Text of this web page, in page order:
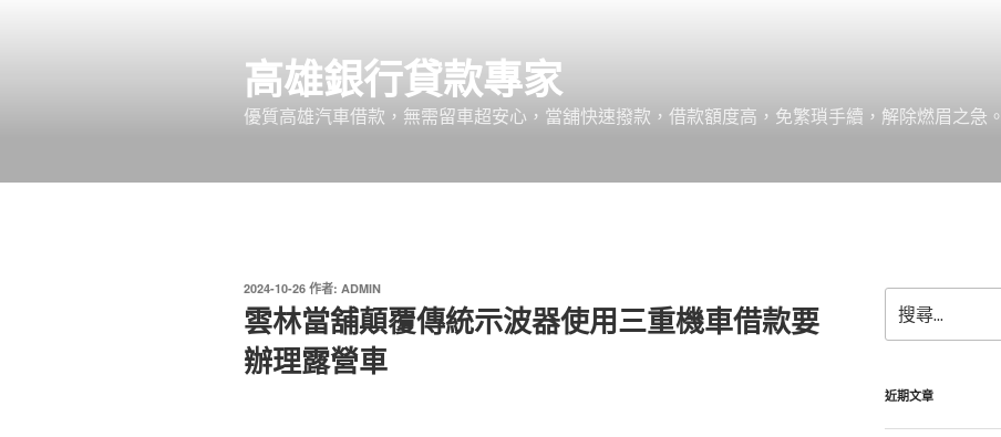
高雄銀行貸款專家
優質高雄汽車借款，無需留車超安心，當舖快速撥款，借款額度高，免繁瑣手續，解除燃眉之急。
發
佈
於
2024-10-26 作者: ADMIN
雲林當舖顛覆傳統示波器使用三重機車借款要
辦理露營車
尋
關
字:
近期文章